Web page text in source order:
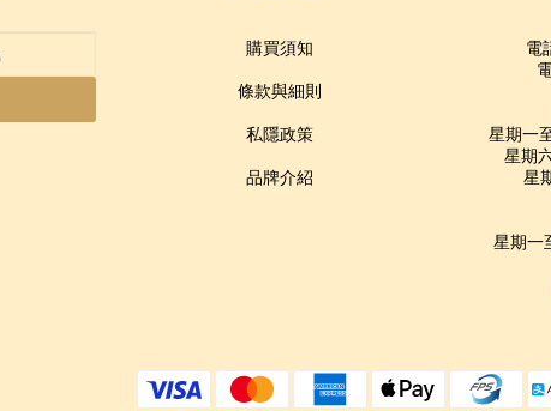
購買須知
條款與細則
私隱政策
品牌介紹
電
星期一
星期
星
星期一